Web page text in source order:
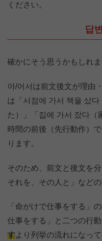
ください。
답
確かにそう思うかもしれま
아/어서は前文後文が理由
は「서점에 가서 책을 샀
た）」「집에 가서 잤다（
時間の前後（先行動作）
ります。
そのため、前文と後文を
それを、その人と」など
「命がけで仕事をする」
仕事をする」と二つの行動
すより列挙の流れになっ